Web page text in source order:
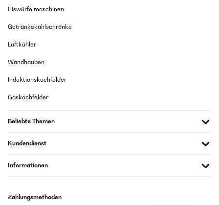
Übersetzen
Eiswürfelmaschinen
Getränkekühlschränke
Luftkühler
Wandhauben
Induktionskochfelder
Gaskochfelder
Beliebte Themen
Kundendienst
Informationen
Zahlungsmethoden